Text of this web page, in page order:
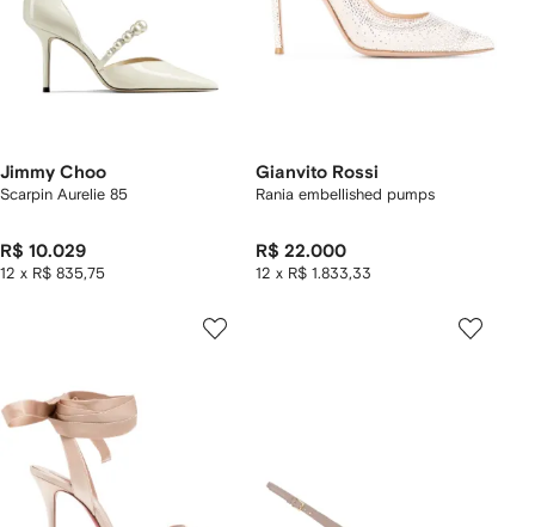
Jimmy Choo
Scarpin Aurelie 85
R$ 10.029
12 x R$ 835,75
Gianvito Rossi
Rania embellished pumps
R$ 22.000
12 x R$ 1.833,33